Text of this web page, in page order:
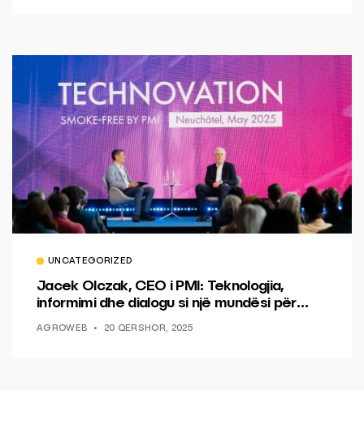
UNCATEGORIZED
Jacek Olczak, CEO i PMI: Teknologjia,
informimi dhe dialogu si një mundësi për
AGROWEB 20 QERSHOR, 2025